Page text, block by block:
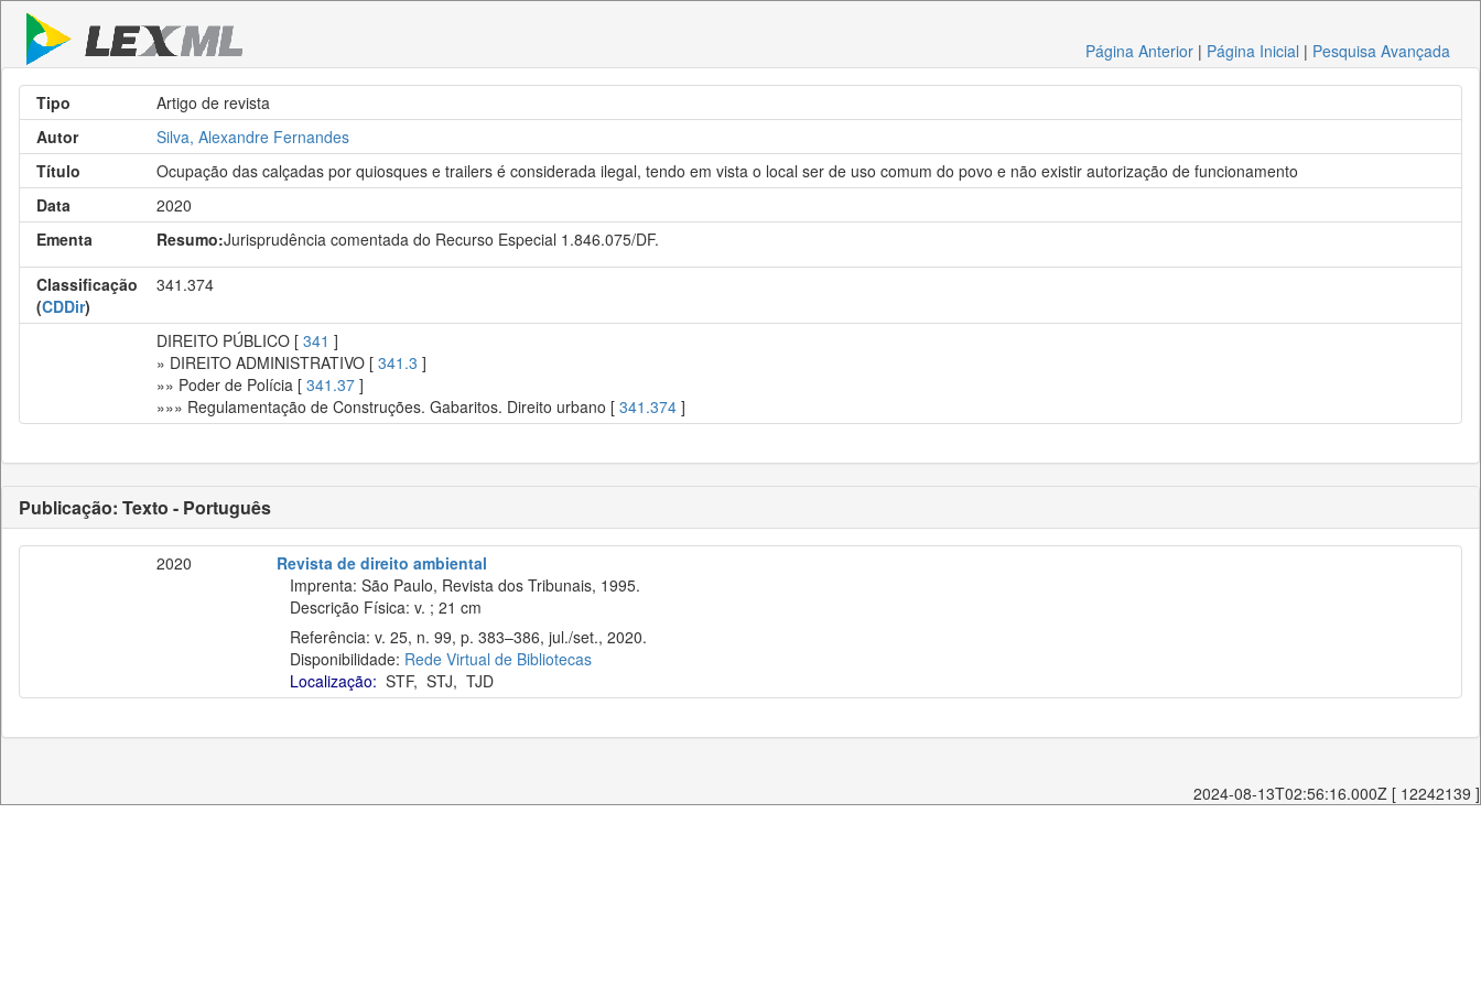
Página Anterior | Página Inicial | Pesquisa Avançada
Tipo
Artigo de revista
Autor
Silva, Alexandre Fernandes
Título
Ocupação das calçadas por quiosques e trailers é considerada ilegal, tendo em vista o local ser de uso comum do povo e não existir autorização de funcionamento
Data
2020
Ementa
Resumo:Jurisprudência comentada do Recurso Especial 1.846.075/DF.
Classificação
(CDDir)
341.374
DIREITO PÚBLICO [ 341 ]
» DIREITO ADMINISTRATIVO [ 341.3 ]
»» Poder de Polícia [ 341.37 ]
»»» Regulamentação de Construções. Gabaritos. Direito urbano [ 341.374 ]
Publicação: Texto - Português
2020
Revista de direito ambiental
Imprenta: São Paulo, Revista dos Tribunais, 1995.
Descrição Física: v. ; 21 cm
Referência: v. 25, n. 99, p. 383–386, jul./set., 2020.
Disponibilidade: Rede Virtual de Bibliotecas
Localização: STF, STJ, TJD
2024-08-13T02:56:16.000Z [ 12242139 ]